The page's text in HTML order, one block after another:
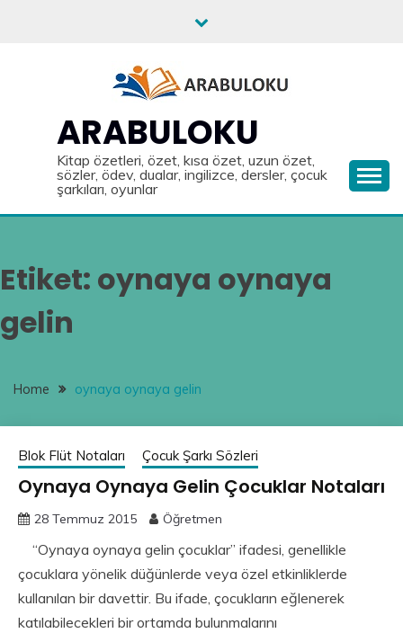
ARABULOKU
Kitap özetleri, özet, kısa özet, uzun özet,
sözler, ödev, dualar, ingilizce, dersler, çocuk
şarkıları, oyunlar
Etiket: oynaya oynaya
gelin
Home oynaya oynaya gelin
Blok Flüt Notaları Çocuk Şarkı Sözleri
Oynaya Oynaya Gelin Çocuklar Notaları
28 Temmuz 2015 Öğretmen
“Oynaya oynaya gelin çocuklar” ifadesi, genellikle
çocuklara yönelik düğünlerde veya özel etkinliklerde
kullanılan bir davettir. Bu ifade, çocukların eğlenerek
katılabilecekleri bir ortamda bulunmalarını